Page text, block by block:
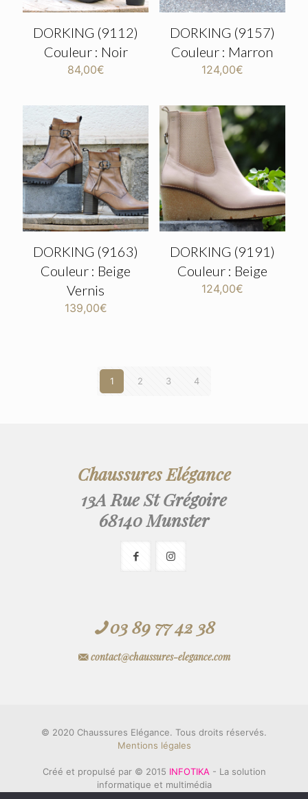
DORKING (9112)
Couleur : Noir
84,00€
DORKING (9157)
Couleur : Marron
124,00€
DORKING (9163)
Couleur : Beige
Vernis
139,00€
DORKING (9191)
Couleur : Beige
124,00€
1 2 3 4
Chaussures Elégance
13A Rue St Grégoire
68140 Munster
03 89 77 42 38
contact@chaussures-elegance.com
© 2020 Chaussures Elégance. Tous droits réservés.
Mentions légales
Créé et propulsé par © 2015 INFOTIKA - La solution
informatique et multimédia